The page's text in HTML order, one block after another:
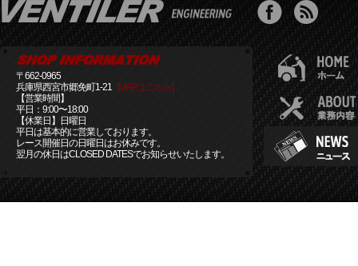
〒662-0965
兵庫県西宮市郷免町1-21 [MAPはこちら]
【営業時間】
平日：9:00〜18:00
【休業日】日曜日
平日は基本的に営業しております。
レース開催日の日曜日はお休みです。
翌月の休日はCLOSED DATESでお知らせいたします。